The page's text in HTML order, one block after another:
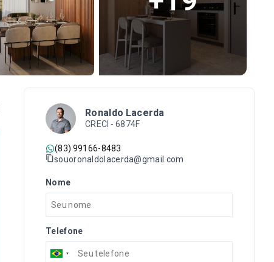
Ronaldo Lacerda
CRECI - 6874F
(83) 99166-8483
souoronaldolacerda@gmail.com
Nome
Telefone